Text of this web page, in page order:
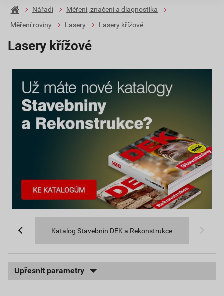
Nářadí
Měření, značení a diagnostika
Měření roviny
Lasery Lasery křížové
Lasery křížové
Katalog Stavebnin DEK a Rekonstrukce
Upřesnit parametry